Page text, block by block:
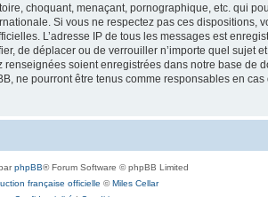
choquant, menaçant, pornographique, etc. qui
Si vous ne respectez pas ces dispositions,
L’adresse IP de tous les messages est
de déplacer ou de verrouiller n’importe quel sujet
soient enregistrées dans notre base de
ne pourront être tenus comme responsables en
phpBB® Forum Software © phpBB Limited
française officielle ©Miles Cellar